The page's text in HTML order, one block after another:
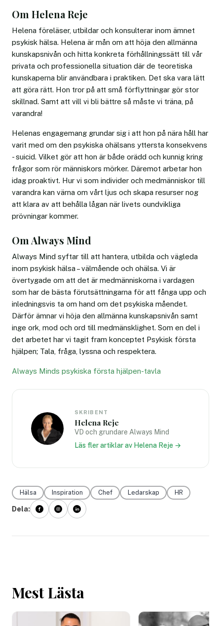
Om Helena Reje
Helena föreläser, utbildar och konsulterar inom ämnet
psykisk hälsa. Helena är mån om att höja den allmänna
kunskapsnivån och hitta konkreta förhållningssätt till vår
privata och professionella situation där de teoretiska
kunskaperna blir användbara i praktiken. Det ska vara lätt
att göra rätt. Hon tror på att små förflyttningar gör stor
skillnad. Samt att vill vi bli bättre så måste vi träna, på
varandra!
Helenas engagemang grundar sig i att hon på nära håll har
varit med om den psykiska ohälsans yttersta konsekvens
- suicid. Vilket gör att hon är både orädd och kunnig kring
frågor som rör människors mörker. Däremot arbetar hon
idag proaktivt. Hur vi som individer och medmänniskor till
varandra kan värna om vårt ljus och skapa resurser nog
att klara av att behålla lågan när livets oundvikliga
prövningar kommer.
Om Always Mind
Always Mind syftar till att hantera, utbilda och vägleda
inom psykisk hälsa – välmående och ohälsa. Vi är
övertygade om att det är medmänniskorna i vardagen
som har de bästa förutsättningarna för att fånga upp och
inledningsvis ta om hand om det psykiska måendet.
Därför ämnar vi höja den allmänna kunskapsnivån samt
inge ork, mod och ord till medmänsklighet. Som en del i
det arbetet har vi tagit fram konceptet Psykisk första
hjälpen; Tala, fråga, lyssna och respektera.
Always Minds psykiska första hjälpen-tavla
SKRIBENT
Helena Reje
VD och grundare Always Mind
Läs fler artiklar av Helena Reje →
Hälsa Inspiration Chef Ledarskap HR
Dela:
Mest Lästa